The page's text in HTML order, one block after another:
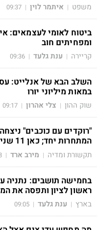
משפט | איתמר לוין |
09:37
ביטוח לאומי לעצמאים:
ומפחיתים חוב
קריירה | ענת גלעד |
09:36
השלב הבא של אנלייט:
במאות מיליוני יורו
שוק ההון | צלי אהרון |
09:17
"רוקדים עם כוכבים"
המתחרות יחד; כאן 11 שנייה בחדשות
תקשורת ומדיה | מירב ארד |
בחמישה תושבים: נתניה
ראשון לציון ותפסה את
בארץ | ענת גלעד |
09:05